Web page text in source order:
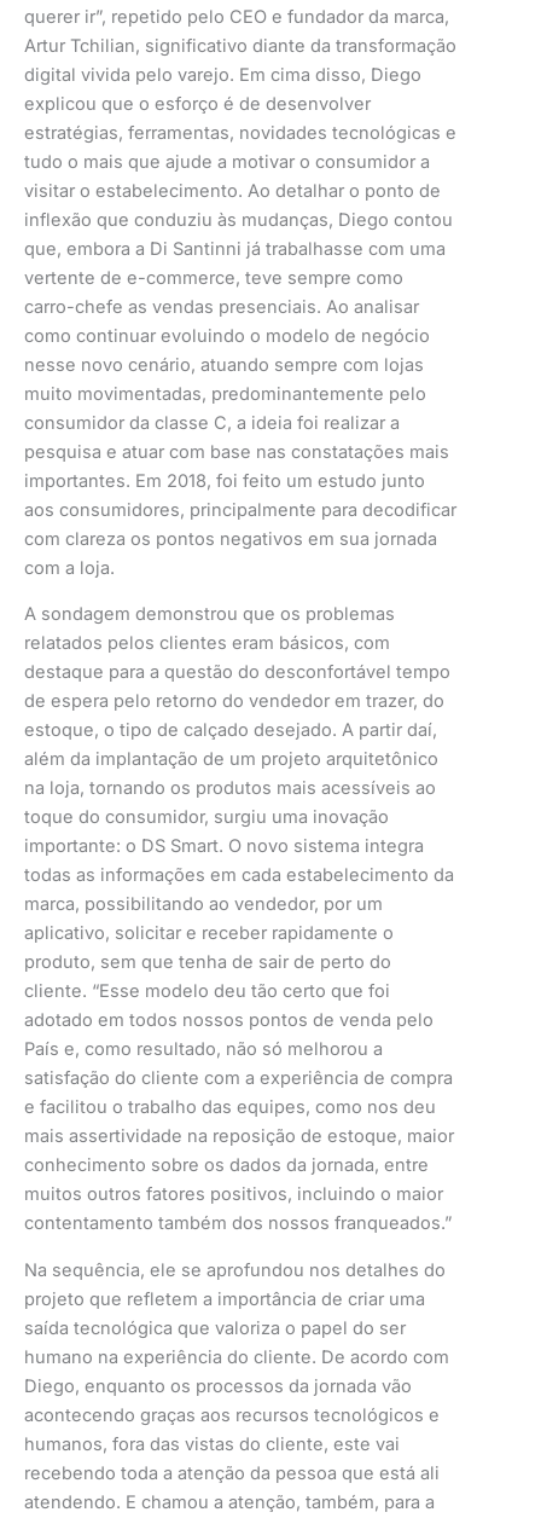
querer ir”, repetido pelo CEO e fundador da marca,
Artur Tchilian, significativo diante da transformação
digital vivida pelo varejo. Em cima disso, Diego
explicou que o esforço é de desenvolver
estratégias, ferramentas, novidades tecnológicas e
tudo o mais que ajude a motivar o consumidor a
visitar o estabelecimento. Ao detalhar o ponto de
inflexão que conduziu às mudanças, Diego contou
que, embora a Di Santinni já trabalhasse com uma
vertente de e-commerce, teve sempre como
carro-chefe as vendas presenciais. Ao analisar
como continuar evoluindo o modelo de negócio
nesse novo cenário, atuando sempre com lojas
muito movimentadas, predominantemente pelo
consumidor da classe C, a ideia foi realizar a
pesquisa e atuar com base nas constatações mais
importantes. Em 2018, foi feito um estudo junto
aos consumidores, principalmente para decodificar
com clareza os pontos negativos em sua jornada
com a loja.
A sondagem demonstrou que os problemas
relatados pelos clientes eram básicos, com
destaque para a questão do desconfortável tempo
de espera pelo retorno do vendedor em trazer, do
estoque, o tipo de calçado desejado. A partir daí,
além da implantação de um projeto arquitetônico
na loja, tornando os produtos mais acessíveis ao
toque do consumidor, surgiu uma inovação
importante: o DS Smart. O novo sistema integra
todas as informações em cada estabelecimento da
marca, possibilitando ao vendedor, por um
aplicativo, solicitar e receber rapidamente o
produto, sem que tenha de sair de perto do
cliente. “Esse modelo deu tão certo que foi
adotado em todos nossos pontos de venda pelo
País e, como resultado, não só melhorou a
satisfação do cliente com a experiência de compra
e facilitou o trabalho das equipes, como nos deu
mais assertividade na reposição de estoque, maior
conhecimento sobre os dados da jornada, entre
muitos outros fatores positivos, incluindo o maior
contentamento também dos nossos franqueados.”
Na sequência, ele se aprofundou nos detalhes do
projeto que refletem a importância de criar uma
saída tecnológica que valoriza o papel do ser
humano na experiência do cliente. De acordo com
Diego, enquanto os processos da jornada vão
acontecendo graças aos recursos tecnológicos e
humanos, fora das vistas do cliente, este vai
recebendo toda a atenção da pessoa que está ali
atendendo. E chamou a atenção, também, para a